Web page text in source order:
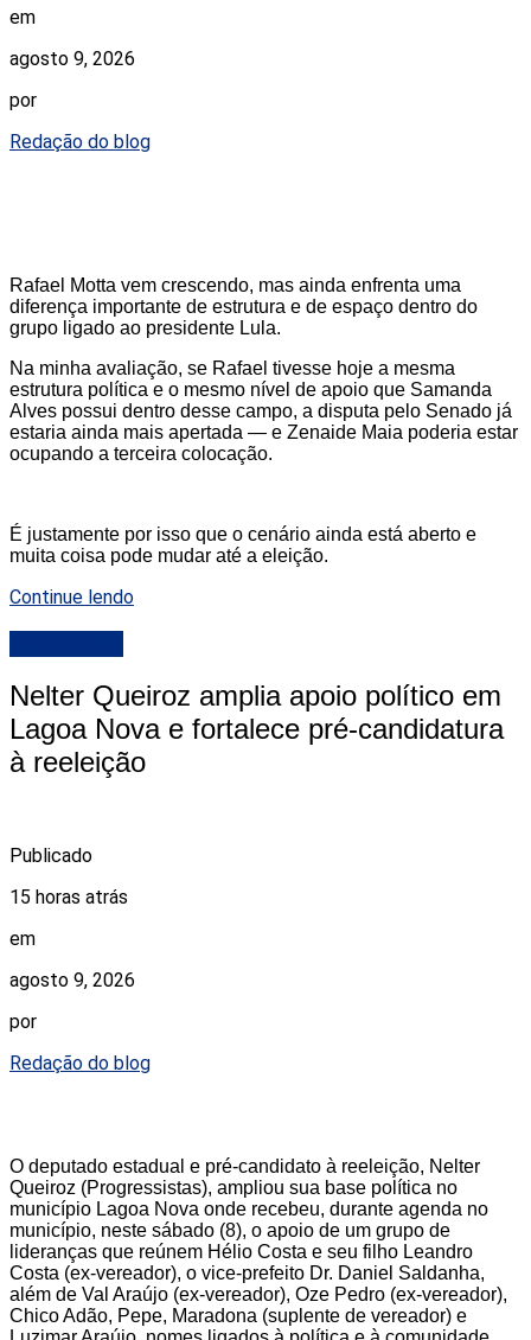
em
agosto 9, 2026
por
Redação do blog
Rafael Motta vem crescendo, mas ainda enfrenta uma
diferença importante de estrutura e de espaço dentro do
grupo ligado ao presidente Lula.
Na minha avaliação, se Rafael tivesse hoje a mesma
estrutura política e o mesmo nível de apoio que Samanda
Alves possui dentro desse campo, a disputa pelo Senado já
estaria ainda mais apertada — e Zenaide Maia poderia estar
ocupando a terceira colocação.
É justamente por isso que o cenário ainda está aberto e
muita coisa pode mudar até a eleição.
Continue lendo
Nelter Queiroz amplia apoio político em
Lagoa Nova e fortalece pré-candidatura
à reeleição
Publicado
15 horas atrás
em
agosto 9, 2026
por
Redação do blog
O deputado estadual e pré-candidato à reeleição, Nelter
Queiroz (Progressistas), ampliou sua base política no
município Lagoa Nova onde recebeu, durante agenda no
município, neste sábado (8), o apoio de um grupo de
lideranças que reúnem Hélio Costa e seu filho Leandro
Costa (ex-vereador), o vice-prefeito Dr. Daniel Saldanha,
além de Val Araújo (ex-vereador), Oze Pedro (ex-vereador),
Chico Adão, Pepe, Maradona (suplente de vereador) e